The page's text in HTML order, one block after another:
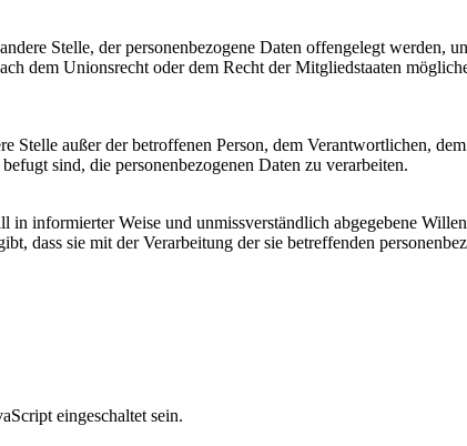
Stelle, der personenbezogene Daten offengelegt werden,
dem Unionsrecht oder dem Recht der Mitgliedstaaten
außer der betroffenen Person, dem Verantwortlichen,
sind, die personenbezogenen Daten zu verarbeiten.
informierter Weise und unmissverständlich abgegebene
dass sie mit der Verarbeitung der sie betreffenden
eingeschaltet sein.